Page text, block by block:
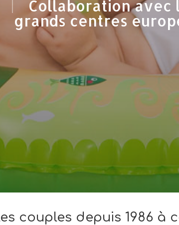
Collaboration avec
grands centres
couples depuis 1986 à